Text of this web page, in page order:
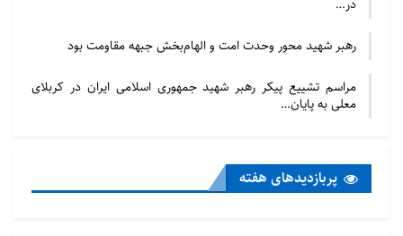
نیز مطرح می‌شود که جنبه‌ای جنجالی دارد. برخی بر این
باورند که واردات گسترده مواد غذایی از چین، به بخش
کشاورزی ایران ضربه زده و موجب کاهش تولید محصولات
داخلی می‌شود. این افراد معتقدند که حمایت از کشاورزان
اولویت بالاتری دارد. از طرف دیگر، برخی کارشناسان
اقتصادی بر این عقیده هستند که واردات مواد غذایی
در…
رهبر شهید محور وحدت امت و الهام‌بخش جبهه مقاومت بود
مراسم تشییع پیکر رهبر شهید جمهوری اسلامی ایران در کربلای
معلی به پایان…
پربازدید‌های هفته